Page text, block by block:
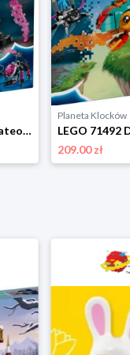
LEGO 71495 Dreamzzz Mateo kontra mech Cybermózgowca Lego
Planeta Klocków
209.00 zł